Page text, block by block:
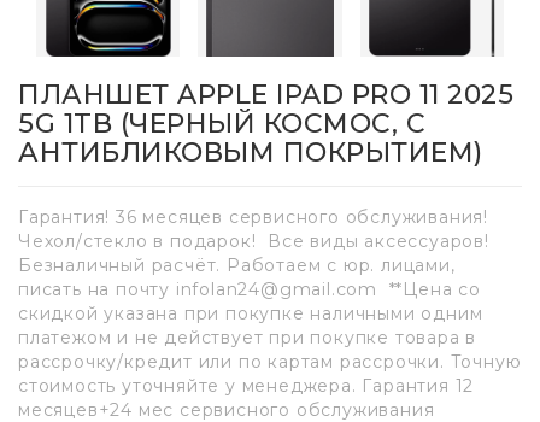
ПЛАНШЕТ APPLE IPAD PRO 11 2025
5G 1TB (ЧЕРНЫЙ КОСМОС, С
АНТИБЛИКОВЫМ ПОКРЫТИЕМ)
Гарантия! 36 месяцев сервисного обслуживания!
Чехол/стекло в подарок! Все виды аксессуаров!
Безналичный расчёт. Работаем с юр. лицами,
писать на почту infolan24@gmail.com **Цена со
скидкой указана при покупке наличными одним
платежом и не действует при покупке товара в
рассрочку/кредит или по картам рассрочки. Точную
стоимость уточняйте у менеджера. Гарантия 12
месяцев+24 мес сервисного обслуживания